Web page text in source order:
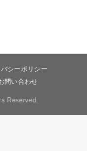
シーポリシー
問い合わせ
Reserved.